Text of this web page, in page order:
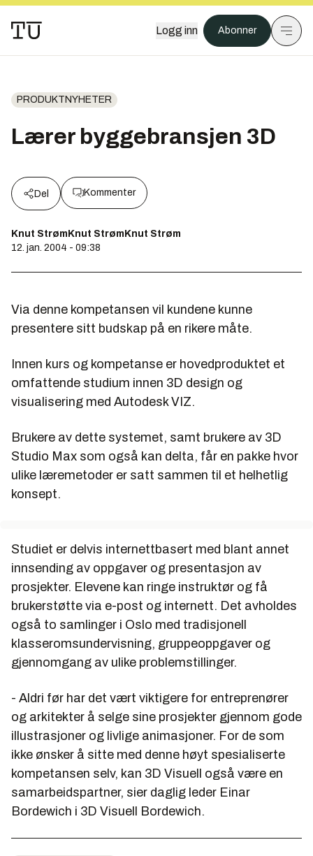
Logg inn Abonner
PRODUKTNYHETER
Lærer byggebransjen 3D
Del Kommenter
Knut StrømKnut StrømKnut Strøm
12. jan. 2004 - 09:38
Via denne kompetansen vil kundene kunne
presentere sitt budskap på en rikere måte.
Innen kurs og kompetanse er hovedproduktet et
omfattende studium innen 3D design og
visualisering med Autodesk VIZ.
Brukere av dette systemet, samt brukere av 3D
Studio Max som også kan delta, får en pakke hvor
ulike læremetoder er satt sammen til et helhetlig
konsept.
Studiet er delvis internettbasert med blant annet
innsending av oppgaver og presentasjon av
prosjekter. Elevene kan ringe instruktør og få
brukerstøtte via e-post og internett. Det avholdes
også to samlinger i Oslo med tradisjonell
klasseromsundervisning, gruppeoppgaver og
gjennomgang av ulike problemstillinger.
- Aldri før har det vært viktigere for entreprenører
og arkitekter å selge sine prosjekter gjennom gode
illustrasjoner og livlige animasjoner. For de som
ikke ønsker å sitte med denne høyt spesialiserte
kompetansen selv, kan 3D Visuell også være en
samarbeidspartner, sier daglig leder Einar
Bordewich i 3D Visuell Bordewich.